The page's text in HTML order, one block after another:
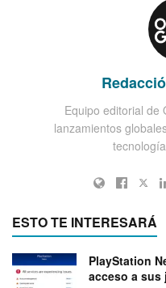
Equipo editorial de
lanzamientos
ESTO TE INTERESARÁ
PlayStation
acceso a